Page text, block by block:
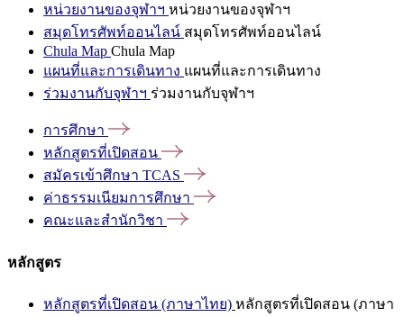
หน่วยงานของจุฬาฯ หน่วยงานของจุฬาฯ
สมุดโทรศัพท์ออนไลน์ สมุดโทรศัพท์ออนไลน์
Chula Map Chula Map
แผนที่และการเดินทาง แผนที่และการเดินทาง
ร่วมงานกับจุฬาฯ ร่วมงานกับจุฬาฯ
การศึกษา
หลักสูตรที่เปิดสอน
สมัครเข้าศึกษา TCAS
ค่าธรรมเนียมการศึกษา
คณะและสำนักวิชา
หลักสูตร
หลักสูตรที่เปิดสอน (ภาษาไทย) หลักสูตรที่เปิดสอน (ภาษา